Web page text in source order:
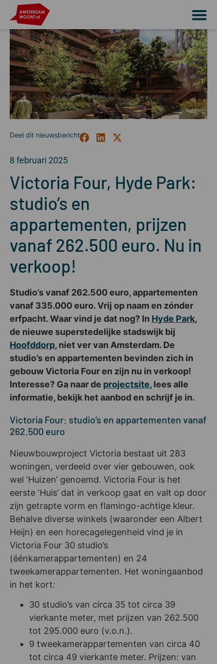
8 februari 2025
Victoria Four, Hyde Park:
studio’s en
appartementen, prijzen
vanaf 262.500 euro. Nu in
verkoop!
Studio’s vanaf 262.500 euro, appartementen
vanaf 335.000 euro. Vrij op naam en zónder
erfpacht. Waar vind je dat nog? In Hyde Park,
de nieuwe superstedelijke stadswijk bij
Hoofddorp, niet ver van Amsterdam. De
studio’s en appartementen bevinden zich in
gebouw Victoria Four en zijn nu in verkoop!
Interesse? Ga naar de projectsite, lees alle
informatie, bekijk het aanbod en schrijf je in.
Victoria Four: studio’s en appartementen vanaf
262.500 euro
Nieuwbouwproject Victoria bestaat uit 283
woningen, verdeeld over vier gebouwen, ook
wel ‘Huizen’ genoemd. Victoria Four is het
eerste ‘Huis’ dat in verkoop gaat en valt op door
zijn getrapte vorm en flamingo-achtige kleur.
Behalve diverse winkels (waaronder een Albert
Heijn) en een horecagelegenheid vind je in
Victoria Four 30 studio’s
(éénkamerappartementen) en 24
tweekamerappartementen. Het woningaanbod
in het kort:
30 studio’s van circa 35 tot circa 39
vierkante meter, met prijzen van 262.500
tot 295.000 euro (v.o.n.).
9 tweekamerappartementen van circa 40
tot circa 49 vierkante meter. Prijzen: van